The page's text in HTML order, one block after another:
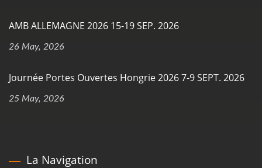
AMB ALLEMAGNE 2026 15-19 SEP. 2026
26 May, 2026
Journée Portes Ouvertes Hongrie 2026 7-9 SEPT. 2026
25 May, 2026
La Navigation